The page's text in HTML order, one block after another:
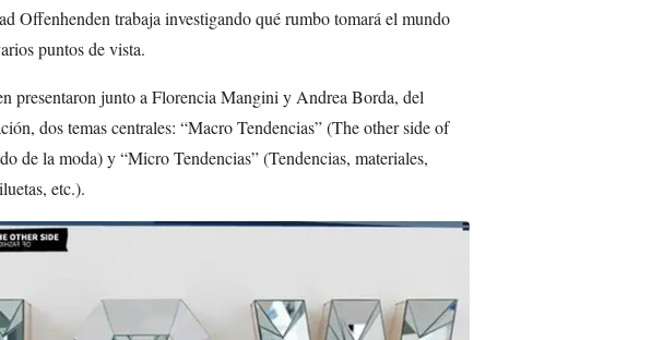
Offenhenden trabaja investigando qué rumbo tomará el mundo
puntos de vista.
presentaron junto a Florencia Mangini y Andrea Borda, del
dos temas centrales: “Macro Tendencias” (The other side of
de la moda) y “Micro Tendencias” (Tendencias, materiales,
etc.).